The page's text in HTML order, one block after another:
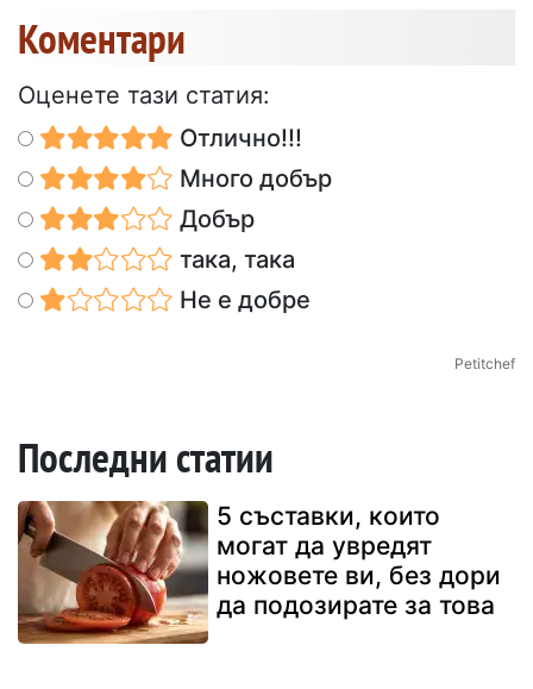
Коментари
Оценете тази статия:
Отлично!!!
Много добър
Добър
така, така
Не е добре
Petitchef
Последни статии
5 съставки, които
могат да увредят
ножовете ви, без дори
да подозирате за това